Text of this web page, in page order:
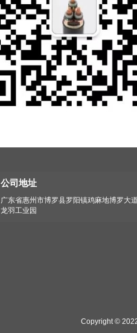
公司地址
广东省惠州市博罗县罗阳镇鸡麻地博罗大
龙羽工业园
Copyright ©